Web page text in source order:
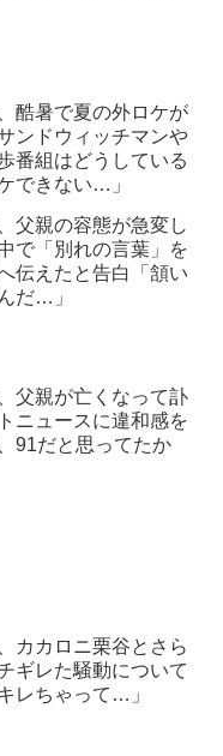
酷暑で夏の外ロケが
ンドウィッチマンや
番組はどうしている
できない…」
父親の容態が急変し
で「別れの言葉」を
伝えたと告白「頷い
だ…」
父親が亡くなって訃
ニュースに違和感を
91だと思ってたか
カカロニ栗谷とさら
ギレた騒動について
レちゃって…」